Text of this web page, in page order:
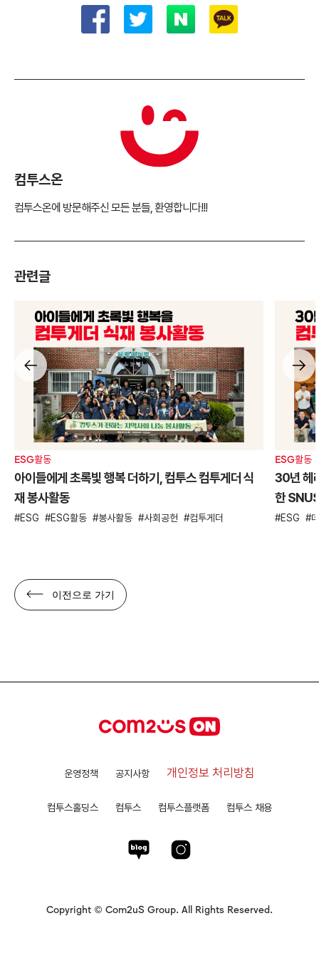
컴투스온
컴투스온에 방문해주신 모든 분들, 환영합니다!!!
관련글
ESG활동
아이들에게 초록빛 행복 더하기, 컴투스 컴투게더 식
재 봉사활동
ESG ESG활동 봉사활동 사회공헌 컴투게더
ESG활동
30년 헤
한
ESG
이전으로 가기
운영정책 공지사항 개인정보 처리방침
컴투스홀딩스 컴투스 컴투스플랫폼 컴투스 채용
Copyright © Com2uS Group. All Rights Reserved.